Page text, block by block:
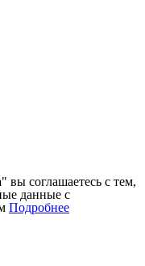
вы соглашаетесь с тем,
данные с
Подробнее